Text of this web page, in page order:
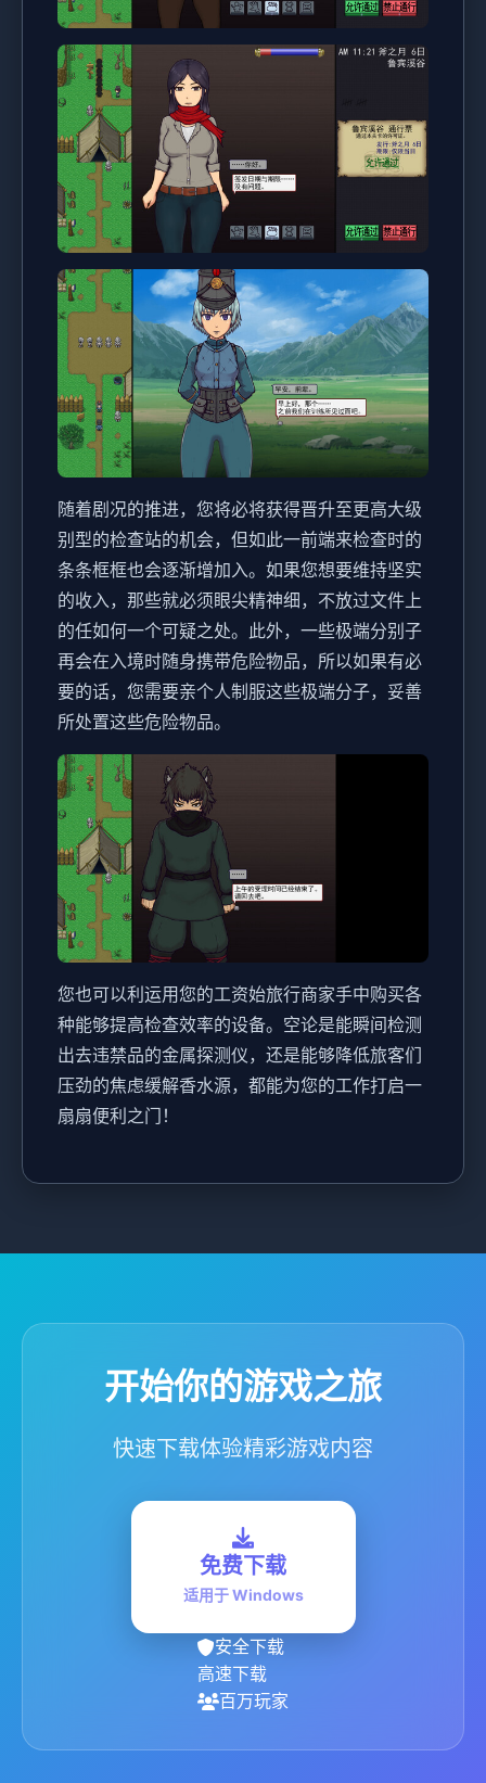
随着剧况的推进，您将必将获得晋升至更高大级
别型的检查站的机会，但如此一前端来检查时的
条条框框也会逐渐增加入。如果您想要维持坚实
的收入，那些就必须眼尖精神细，不放过文件上
的任如何一个可疑之处。此外，一些极端分别子
再会在入境时随身携带危险物品，所以如果有必
要的话，您需要亲个人制服这些极端分子，妥善
所处置这些危险物品。
您也可以利运用您的工资始旅行商家手中购买各
种能够提高检查效率的设备。空论是能瞬间检测
出去违禁品的金属探测仪，还是能够降低旅客们
压劲的焦虑缓解香水源，都能为您的工作打启一
扇扇便利之门！
开始你的游戏之旅
快速下载体验精彩游戏内容
免费下载
适用于 Windows
安全下载
高速下载
百万玩家